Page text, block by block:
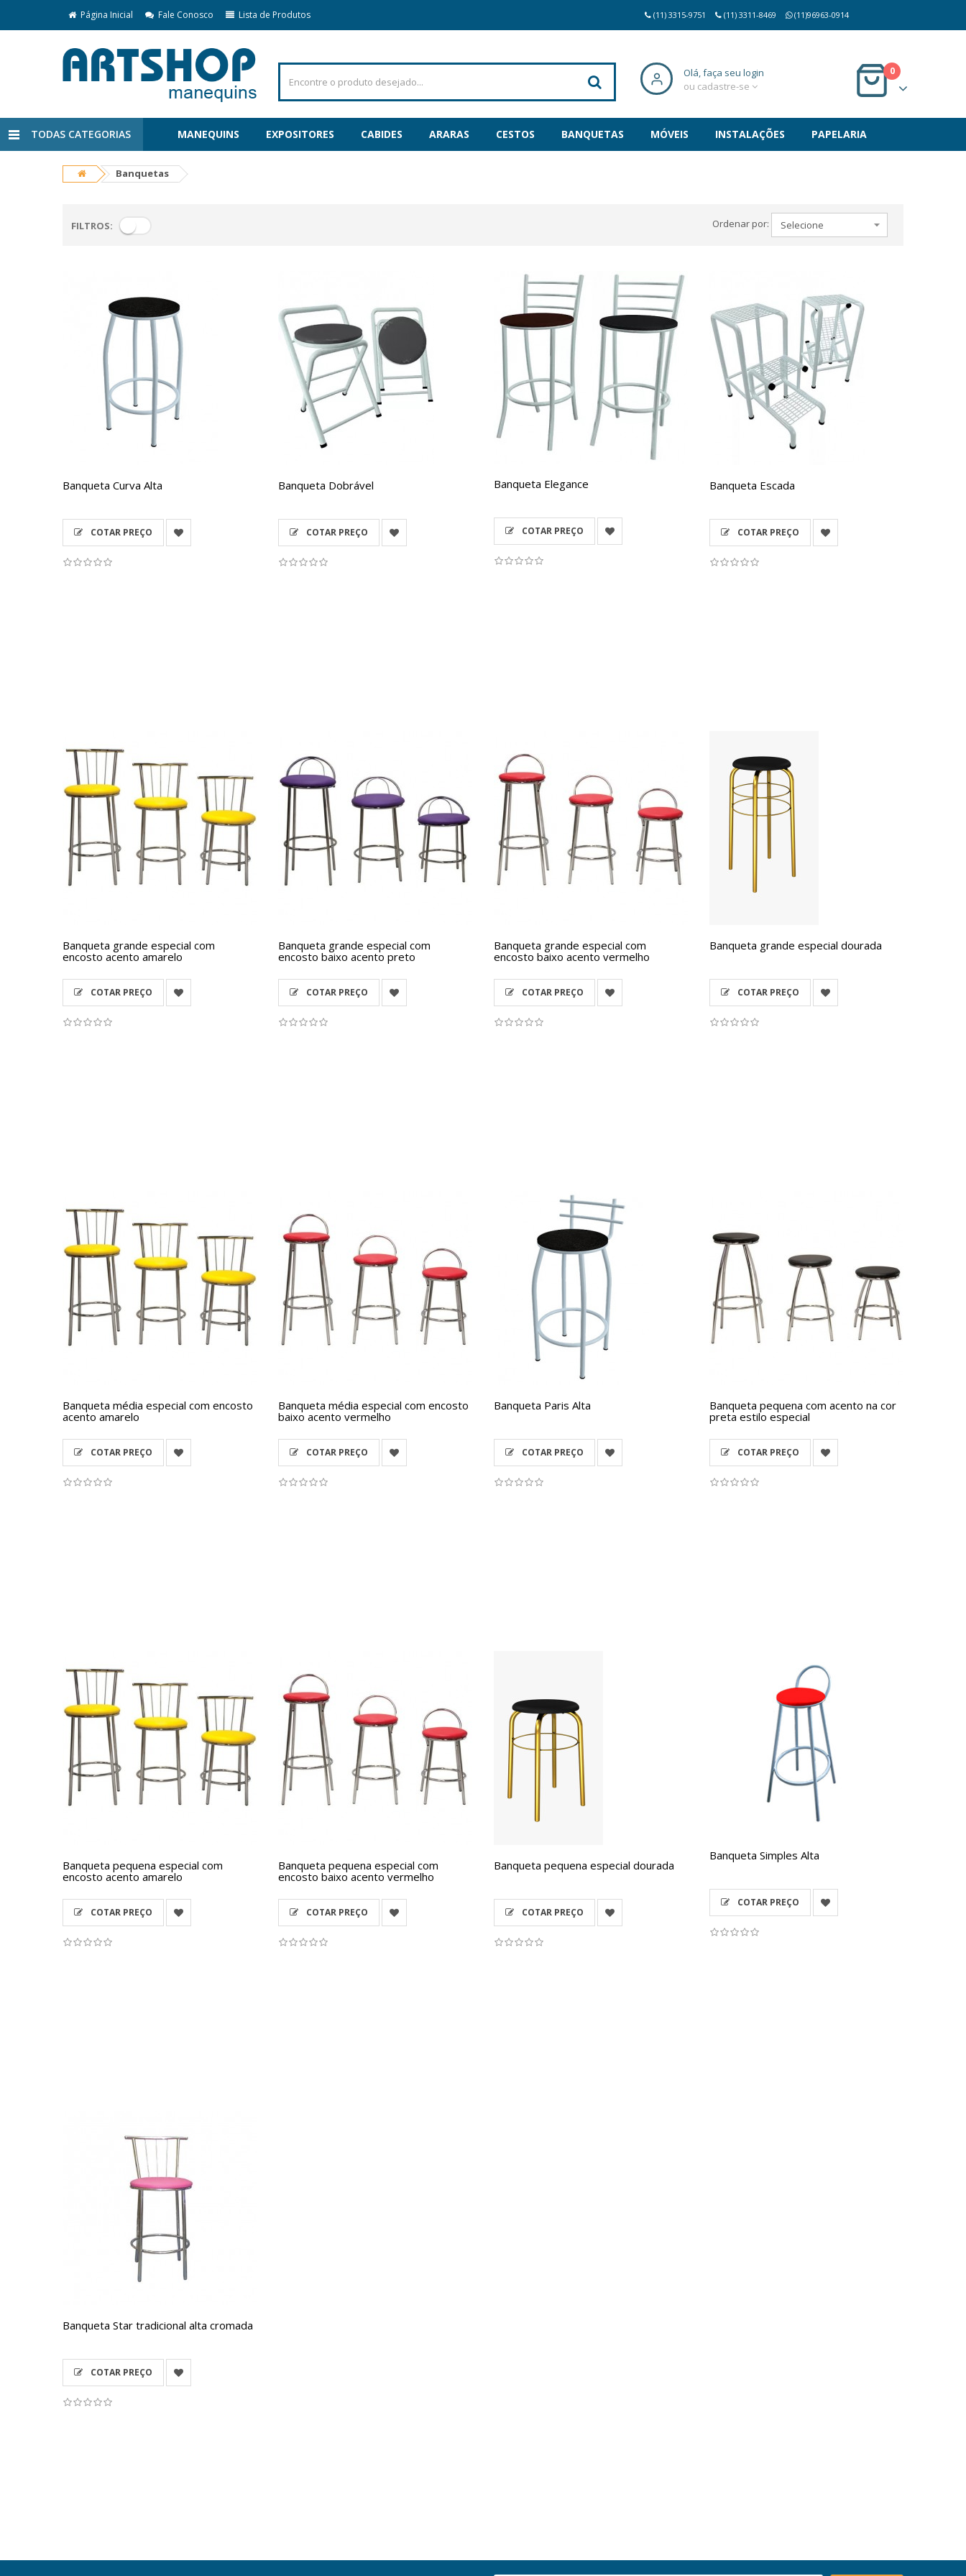
Página Inicial Fale Conosco Lista de Produtos (11) 3315-9751 (11) 3311-8469 (11)96963-0914
Olá, faça seu login
ou cadastre-se
0
TODAS CATEGORIAS MANEQUINS EXPOSITORES CABIDES ARARAS CESTOS BANQUETAS MÓVEIS INSTALAÇÕES PAPELARIA
Banquetas
FILTROS: Ordenar por:
Banqueta Curva Alta
COTAR PREÇO
Banqueta Dobrável
COTAR PREÇO
Banqueta Elegance
COTAR PREÇO
Banqueta Escada
COTAR PREÇO
Banqueta grande especial com
encosto acento amarelo
COTAR PREÇO
Banqueta grande especial com
encosto baixo acento preto
COTAR PREÇO
Banqueta grande especial com
encosto baixo acento vermelho
COTAR PREÇO
Banqueta grande especial dourada
COTAR PREÇO
Banqueta média especial com encosto
acento amarelo
COTAR PREÇO
Banqueta média especial com encosto
baixo acento vermelho
COTAR PREÇO
Banqueta Paris Alta
COTAR PREÇO
Banqueta pequena com acento na cor
preta estilo especial
COTAR PREÇO
Banqueta pequena especial com
encosto acento amarelo
COTAR PREÇO
Banqueta pequena especial com
encosto baixo acento vermelho
COTAR PREÇO
Banqueta pequena especial dourada
COTAR PREÇO
Banqueta Simples Alta
COTAR PREÇO
Banqueta Star tradicional alta cromada
COTAR PREÇO